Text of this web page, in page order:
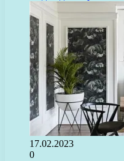
17.02.2023
0